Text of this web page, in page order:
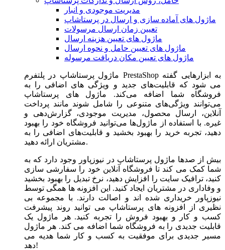
مدیریت موجودی و انبار
ماژول های آماده سازی و ارسال در پرستاشاپ
تعیین زمان ارسال مرسولات
ماژول های تعیین هزینه ارسال
ماژول های تعیین حامل و نحوه ارسال
ماژول های تعیین مکان دریافت مرسوله
ماژول‌ پرستاشاپ در پلتفرم PrestaShop به ابزارهایی گفته
می شود که قابلیت‌های جدید و ویژگی های اضافی را به
فروشگاه شما اضافه می‌کند. ماژول های پرستاشاپ
می‌توانند ویژگی‌های متنوعی را شامل شوند مانند پرداخت
آنلاین، ارسال محصول، مدیریت موجودی، گزارش‌دهی و
غیره. با استفاده از ماژول‌ها می‌توانید فروشگاه خود را بهبود
دهید، تجربه خرید را بهبود بخشید و قابلیت‌های اضافی را به
مشتریان ارائه دهید.
بیش از صدها ماژول پرستاشاپ در نیوزپاور وجود دارد که به
شما کمک می کند تا فروشگاه آنلاین خود را سفارشی سازی
کنید، ترافیک سایت را افزایش دهید، نرخ تبدیل را بهبود بخشید
و وفاداری در مشتریان ایجاد کنید. این افزونه ها همگی توسط
نیوزپاور خریداری شده اند و اصالت دارند. با مجموعه بی
نظیری از افزونه های پرستاشاپ می توانید روند پیشرفت
کسب و کار و بهبود فروش را تجربه کنید. هر ماژول یک
قابلیت جدیدی را به فروشگاه شما اضافه می کند. هر ماژول
مسیر جدیدی برای موفقیت به کسب و کار شما هدیه می
دهد!